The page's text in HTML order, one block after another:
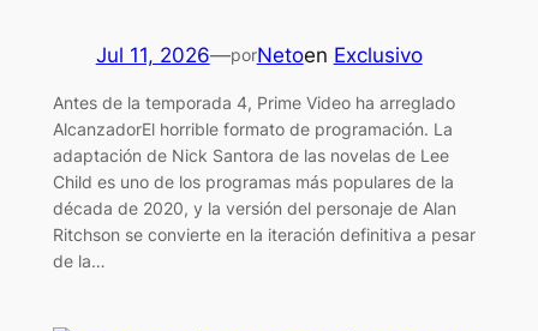
Jul 11, 2026—porNetoen Exclusivo
Antes de la temporada 4, Prime Video ha arreglado
AlcanzadorEl horrible formato de programación. La
adaptación de Nick Santora de las novelas de Lee
Child es uno de los programas más populares de la
década de 2020, y la versión del personaje de Alan
Ritchson se convierte en la iteración definitiva a pesar
de la…